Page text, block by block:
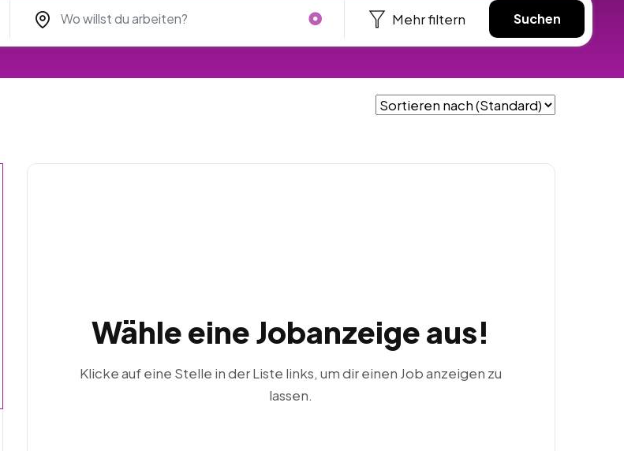
Mehr filtern Suchen
Wähle eine Jobanzeige aus!
Klicke auf eine Stelle in der Liste links, um dir einen Job anzeigen zu
lassen.